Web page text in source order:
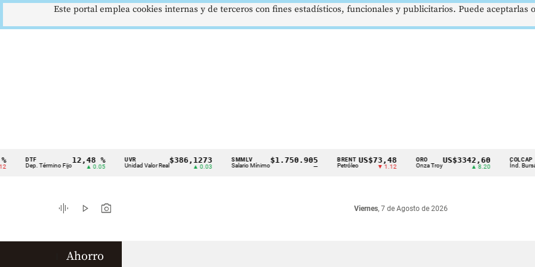
Cintillo
indicadores
económicos
Dep. Término Fijo
12,48 %
▲ 0.05 Unidad Valor Real
$386,1273
▲ 0.03
SMMLV
Salario Mínimo
$1.750.905 BRENT
Petróleo
US$73,48
▼ 1.12 Onza Troy
US$3342,60
▲ 8.20
COLCAP
Índ. Bursátil
graphic_eq play_arrow photo_camera Viernes, 7 de Agosto de 2026
Ahorro
Este portal emplea cookies internas y de terceros con fines estadísticos, funcionales y publicitarios. Puede aceptarlas